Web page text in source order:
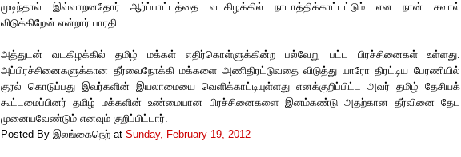
முடிந்தால் இவ்வாறனதோர் ஆர்ப்பாட்டத்தை வடகிழக்கில் நாடாத்திக்காட்டட்டும் என நான் சவால்
விடுக்கிறேன் என்றார் பாரதி.
அத்துடன் வடகிழக்கில் தமிழ் மக்கள் எதிர்கொள்ளுக்கின்ற பல்வேறு பட்ட பிரச்சினைகள் உள்ளது.
அப்பிரச்சினைகளுக்கான தீர்வைநோக்கி மக்களை அணிதிரட்டுவதை விடுத்து யாரோ திரட்டிய பேரணியில்
குரல் கொடுப்பது இவர்களின் இயலாமையை வெளிக்காட்டியுள்ளது எனக்குறிப்பிட்ட அவர் தமிழ் தேசியக்
கூட்டமைப்பினர் தமிழ் மக்களின் உண்மையான பிரச்சினைகளை இனம்கண்டு அதற்கான தீர்வினை தேட
முனையவேண்டும் எனவும் குறிப்பிட்டார்.
Posted By இலங்கைநெற் at Sunday, February 19, 2012